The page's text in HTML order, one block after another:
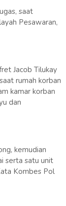
saat
Pesawaran,
Jacob Tilukay
rumah korban
kamar korban
dan
kemudian
serta satu unit
Kombes Pol